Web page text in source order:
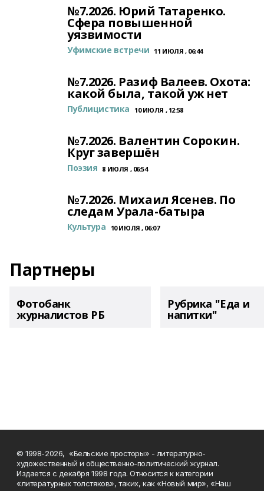
№7.2026. Юрий Татаренко.
Сфера повышенной
уязвимости
Уфимские встречи 11 ИЮЛЯ , 06:44
№7.2026. Разиф Валеев. Охота:
какой была, такой уж нет
Публицистика 10 ИЮЛЯ , 12:58
№7.2026. Валентин Сорокин.
Круг завершён
Поэзия 8 ИЮЛЯ , 06:54
№7.2026. Михаил Ясенев. По
следам Урала-батыра
Культура 10 ИЮЛЯ , 06:07
Партнеры
Фотобанк
журналистов РБ
Рубрика "Еда и
напитки"
© 1998-2026, «Бельские просторы» - литературно-
художественный и общественно-политический журнал.
Издается с декабря 1998 года. Относится к категории
«литературных толстяков», таких, как «Новый мир», «Наш